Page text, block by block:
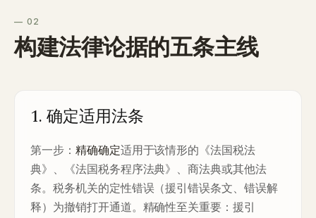
— 02
构建法律论据的五条主线
1. 确定适用法条
第一步： 精确确定适用于该情形的《法国税法
典》、《法国税务程序法典》、商法典或其他法
条。税务机关的定性错误（援引错误条文、错误解
释）为撤销打开通道。精确性至关重要：援引